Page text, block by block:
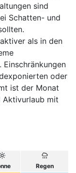
sind
Schatten- und
als in den
oder
ist der Monat
Aktivurlaub mit
Regen